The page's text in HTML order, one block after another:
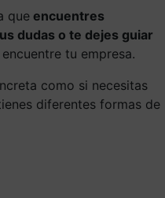
que encuentres
dudas o te dejes guiar
tu empresa.
como si necesitas
diferentes formas de